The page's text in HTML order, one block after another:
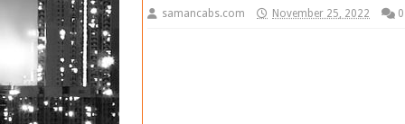
samancabs.com November 25, 2022 0